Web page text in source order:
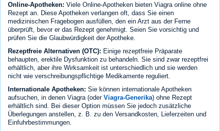
Online-Apotheken: Viele Online-Apotheken bieten Viagra online ohne
Rezept an. Diese Apotheken verlangen oft, dass Sie einen
medizinischen Fragebogen ausfüllen, den ein Arzt aus der Ferne
überprüft, bevor er das Rezept genehmigt. Seien Sie vorsichtig und
prüfen Sie die Glaubwürdigkeit der Apotheke.
Rezeptfreie Alternativen (OTC): Einige rezeptfreie Präparate
behaupten, erektile Dysfunktion zu behandeln. Sie sind zwar rezeptfrei
erhältlich, aber ihre Wirksamkeit ist unterschiedlich und sie werden
nicht wie verschreibungspflichtige Medikamente reguliert.
Internationale Apotheken: Sie können internationale Apotheken
aufsuchen, in denen Viagra (oder Viagra-Generika) ohne Rezept
erhältlich sind. Bei dieser Option müssen Sie jedoch zusätzliche
Überlegungen anstellen, z. B. zu den Versandkosten, Lieferzeiten und
Einfuhrbestimmungen.